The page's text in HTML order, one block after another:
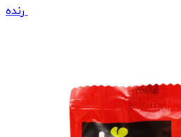
رنده